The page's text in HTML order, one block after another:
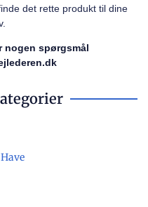
det rette produkt til dine
nogen spørgsmål